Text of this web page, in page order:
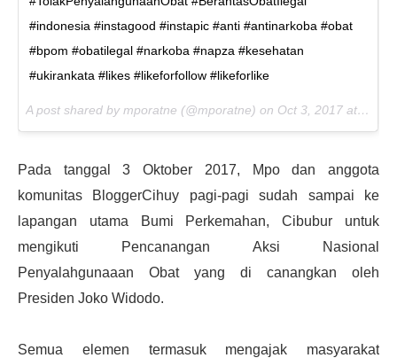
#indonesia #instagood #instapic #anti #antinarkoba #obat
#bpom #obatilegal #narkoba #napza #kesehatan
#ukirankata #likes #likeforfollow #likeforlike
A post shared by mporatne (@mporatne) on Oct 3, 2017 at 2:06pm PDT
Pada tanggal 3 Oktober 2017, Mpo dan anggota
komunitas BloggerCihuy pagi-pagi sudah sampai ke
lapangan utama Bumi Perkemahan, Cibubur untuk
mengikuti Pencanangan Aksi Nasional
Penyalahgunaaan Obat yang di canangkan oleh
Presiden Joko Widodo.
Semua elemen termasuk mengajak masyarakat